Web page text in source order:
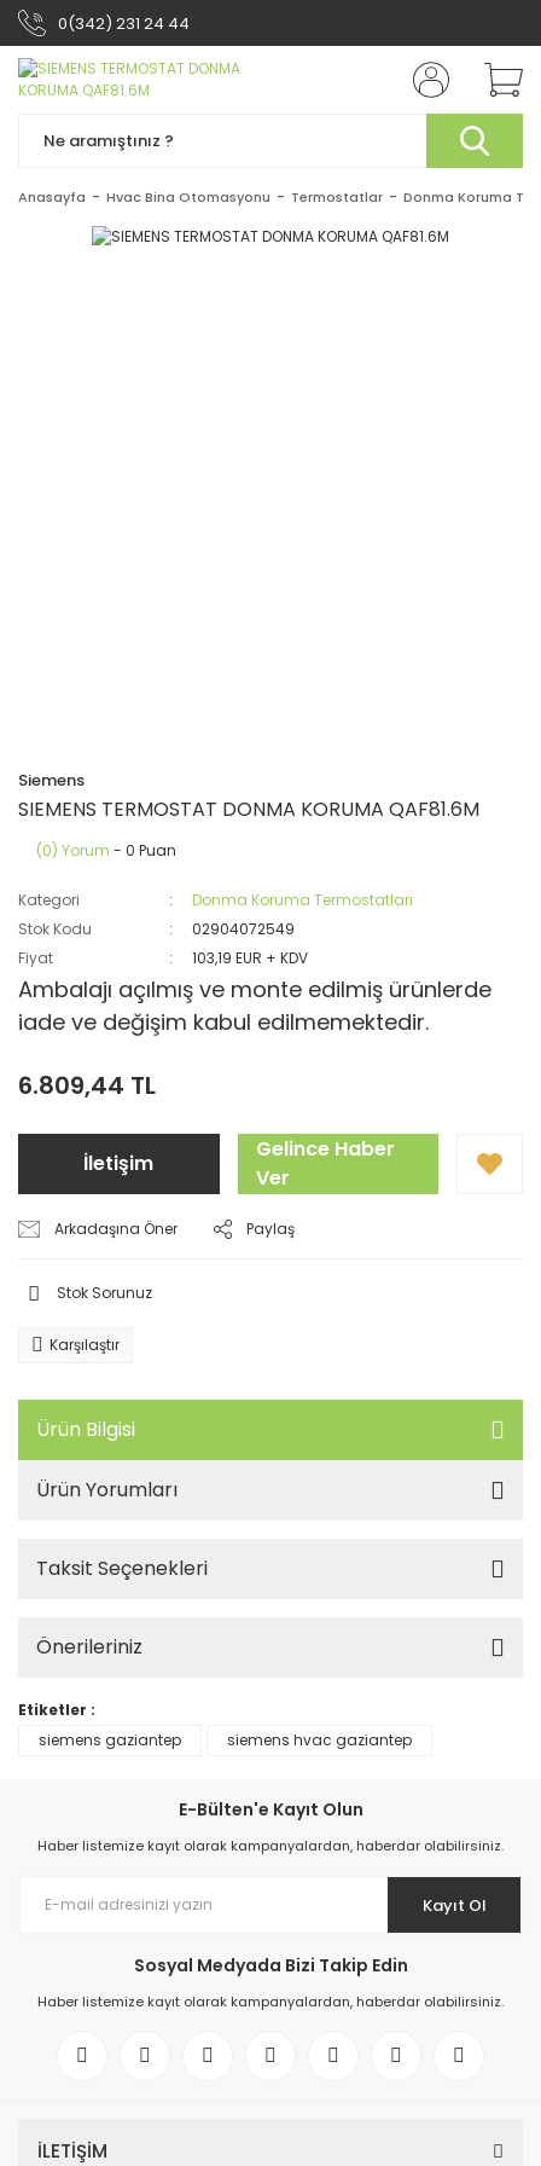
0(342) 231 24 44
Anasayfa Hvac Bina Otomasyonu Termostatlar Donma Koruma
Siemens
SIEMENS TERMOSTAT DONMA KORUMA QAF81.6M
(0) Yorum - 0 Puan
Kategori
Donma Koruma Termostatları
Stok Kodu
02904072549
Fiyat
103,19 EUR + KDV
Ambalajı açılmış ve monte edilmiş ürünlerde
iade ve değişim kabul edilmemektedir.
6.809,44 TL
İletişim
Gelince Haber
Ver
Arkadaşına Öner Paylaş
Stok Sorunuz
Karşılaştır
Ürün Bilgisi
Ürün Yorumları
Taksit Seçenekleri
Önerileriniz
Etiketler :
siemens gaziantep
siemens hvac gaziantep
E-Bülten'e Kayıt Olun
Haber listemize kayıt olarak kampanyalardan, haberdar olabilirsiniz.
Kayıt Ol
Sosyal Medyada Bizi Takip Edin
Haber listemize kayıt olarak kampanyalardan, haberdar olabilirsiniz.
İLETİŞİM